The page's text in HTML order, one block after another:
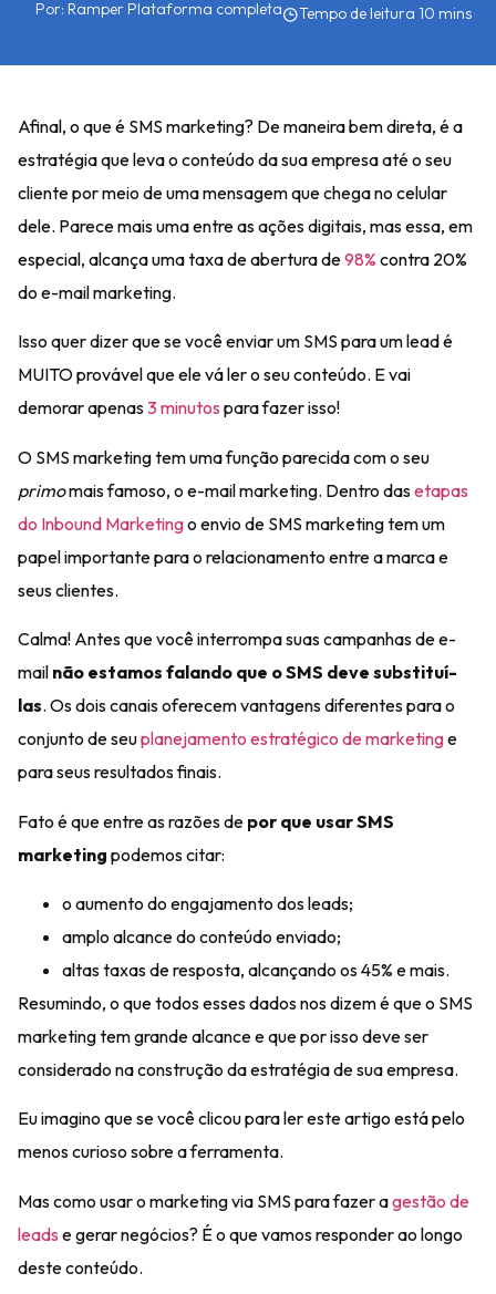
Por: Ramper Plataforma completa
Afinal, o que é SMS marketing? De maneira bem direta, é a
estratégia que leva o conteúdo da sua empresa até o seu
cliente por meio de umamensagem que chega no celular
dele. Parece mais uma entre as ações digitais, mas essa, em
especial, alcança umataxa de abertura de98% contra 20%
do e-mail marketing.
Isso quer dizer que se você enviar um SMS para um lead é
MUITO provável que elevá ler o seu conteúdo. E vai
demorar apenas3 minutos para fazer isso!
O SMS marketing tem uma função parecida com o seu
primomais famoso, o e-mail marketing. Dentro dasetapas
do Inbound Marketingo envio de SMS marketingtem um
papel importante para o relacionamento entre a marca e
seus clientes.
Calma! Antes que você interrompa suas campanhas de e-
mail não estamos falando que o SMS deve substituí-
las. Os dois canais oferecem vantagens diferentes para o
conjunto de seuplanejamento estratégico de marketinge
para seus resultados finais.
Fato é que entre as razões de por que usar SMS
marketing podemos citar:
o aumento do engajamento dos leads;
amplo alcance do conteúdo enviado;
altas taxas de resposta, alcançando os 45% e mais.
Resumindo, o que todos esses dados nos dizem é que o SMS
marketing temgrande alcancee que por isso deve ser
considerado naconstrução da estratégia de sua empresa.
Eu imagino que se você clicou para ler este artigo está pelo
menos curioso sobre a ferramenta.
Mas como usar o marketing via SMS para fazer agestão de
leads e gerar negócios? É o que vamos responder ao longo
deste conteúdo.